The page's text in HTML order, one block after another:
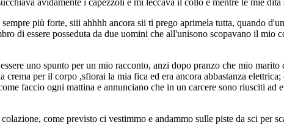
avidamente i capezzoli e mi leccava il collo e mentre le mie dita
più forte, siii ahhhh ancora sii ti prego aprimela tutta, quando
di essere posseduta da due uomini che all'unisono scopavano il mio
uno spunto per un mio racconto, anzi dopo pranzo che mio
per il corpo ,sfiorai la mia fica ed era ancora abbastanza
faccio ogni mattina e annunciano che in un carcere sono riusciti
come previsto ci vestimmo e andammo sulle piste da sci per